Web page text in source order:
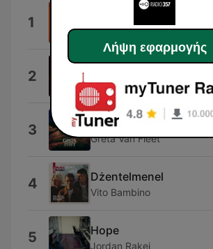
1 Lila Ike
2 Queens of the Stone Age
3 Anthem
Greta Van Fleet
4 Dżentelmenel
Vito Bambino
5 Hope
Jordan Rakei
Λήψη εφαρμογής